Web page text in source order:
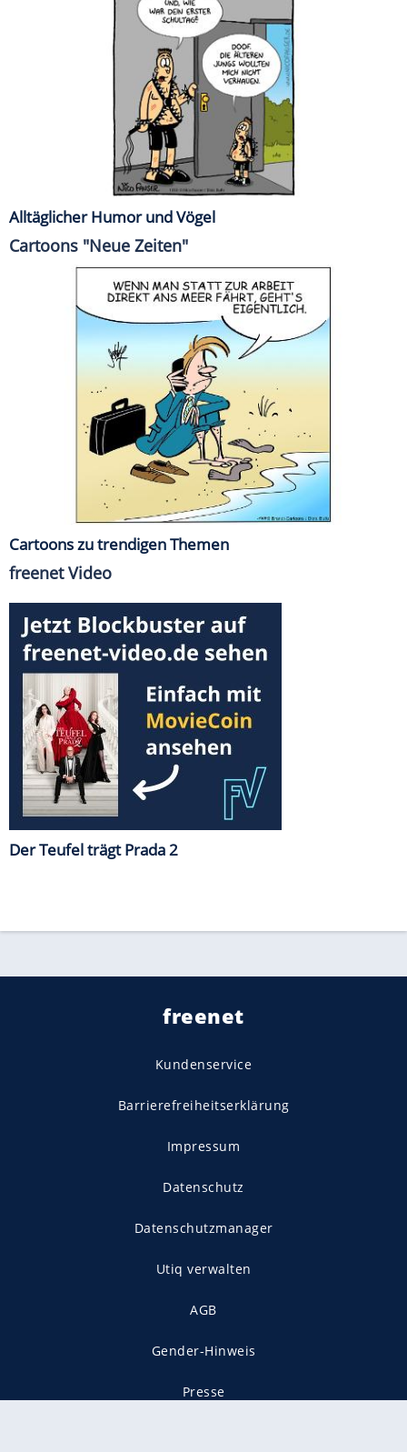
Alltäglicher Humor und Vögel
Cartoons "Neue Zeiten"
Cartoons zu trendigen Themen
freenet Video
Der Teufel trägt Prada 2
freenet
Kundenservice
Barrierefreiheitserklärung
Impressum
Datenschutz
Datenschutzmanager
Utiq verwalten
AGB
Gender-Hinweis
Presse